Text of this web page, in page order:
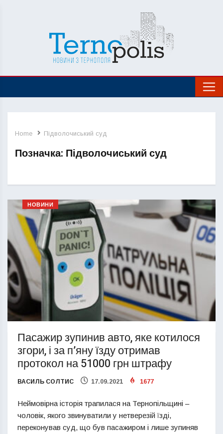
Home Підволочиський суд
Позначка: Підволочиський суд
НОВИНИ
Пасажир зупинив авто, яке котилося
згори, і за п’яну їзду отримав
протокол на 51000 грн штрафу
ВАСИЛЬ СОЛТИС 17.09.2021 1677
Неймовірна історія трапилася на Тернопільщині –
чоловік, якого звинуватили у нетверезій їзді,
переконував суд, що був пасажиром і лише зупиняв